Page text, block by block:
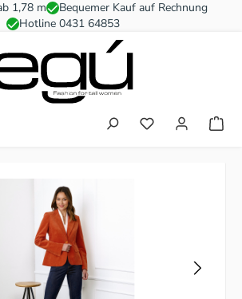
1,78 m
Bequemer Kauf auf Rechnung
Hotline 0431 64853
Du hast 0